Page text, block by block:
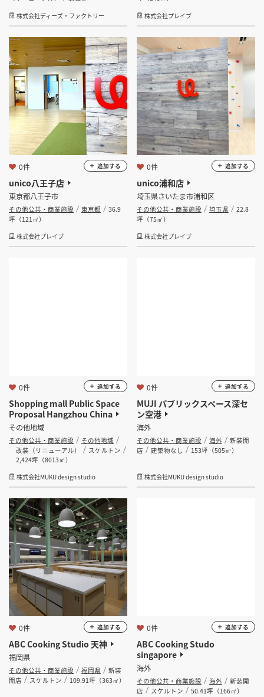
株式会社ディーズ・ファクトリー
株式会社プレイブ
unico八王子店
東京都八王子市
その他公共・商業施設 東京都
36.9
坪（121㎡）
株式会社プレイブ
0件 追加する
unico浦和店
埼玉県さいたま市浦和区
その他公共・商業施設 埼玉県
22.8
坪（75㎡）
株式会社プレイブ
0件 追加する
Shopping mall Public Space
Proposal Hangzhou China
その他地域
その他公共・商業施設
その他地域
改装（リニューアル）
スケルトン
2,424坪（8013㎡）
株式会社MUKU design studio
0件 追加する
MUJI パブリックスペース深セ
ン空港
海外
その他公共・商業施設 海外
新装開
店
建築物なし 153坪（505㎡）
株式会社MUKU design studio
0件 追加する
ABC Cooking Studio 天神
福岡県
その他公共・商業施設 福岡県
新装
開店
スケルトン 109.91坪（363㎡）
0件 追加する
ABC Cooking Studo
singapore
海外
その他公共・商業施設 海外
新装開
店
スケルトン
50.41坪（166㎡）
0件 追加する